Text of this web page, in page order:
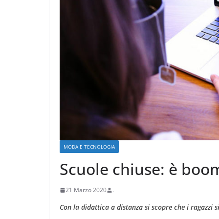
MODA E TECNOLOGIA
Scuole chiuse: è
21 Marzo 2020 .
Con la didattica a distanza si scopre che i ragazzi
CRONACA VARESOTTO
Stalle roventi,
28 Luglio 2026